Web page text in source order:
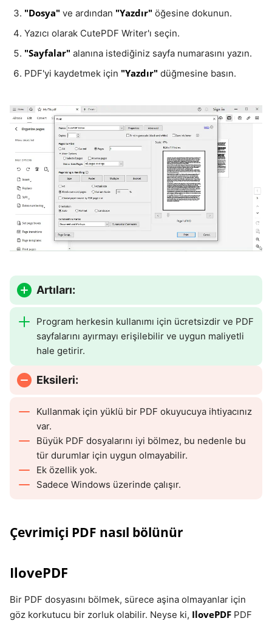
"Dosya" ve ardından "Yazdır" öğesine dokunun.
Yazıcı olarak CutePDF Writer'ı seçin.
"Sayfalar" alanına istediğiniz sayfa numarasını yazın.
PDF'yi kaydetmek için "Yazdır" düğmesine basın.
Artıları:
Program herkesin kullanımı için ücretsizdir ve PDF
sayfalarını ayırmayı erişilebilir ve uygun maliyetli
hale getirir.
Eksileri:
Kullanmak için yüklü bir PDF okuyucuya ihtiyacınız
var.
Büyük PDF dosyalarını iyi bölmez, bu nedenle bu
tür durumlar için uygun olmayabilir.
Ek özellik yok.
Sadece Windows üzerinde çalışır.
Çevrimiçi PDF nasıl bölünür
IlovePDF
Bir PDF dosyasını bölmek, sürece aşina olmayanlar için
göz korkutucu bir zorluk olabilir. Neyse ki, IlovePDF PDF